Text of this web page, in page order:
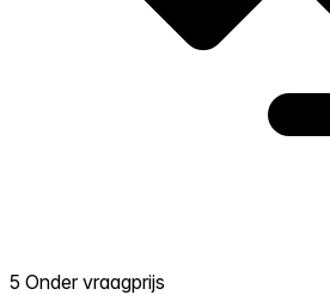
5 Onder vraagprijs